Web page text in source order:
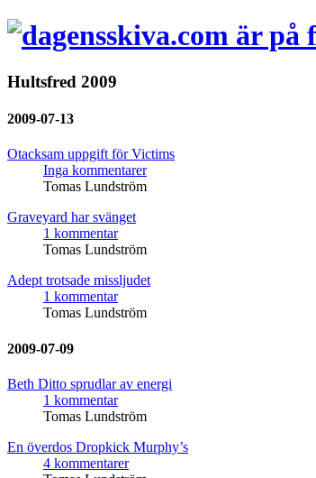
Hultsfred 2009
2009-07-13
Otacksam uppgift för Victims
Inga kommentarer
Tomas Lundström
Graveyard har svänget
1 kommentar
Tomas Lundström
Adept trotsade missljudet
1 kommentar
Tomas Lundström
2009-07-09
Beth Ditto sprudlar av energi
1 kommentar
Tomas Lundström
En överdos Dropkick Murphy’s
4 kommentarer